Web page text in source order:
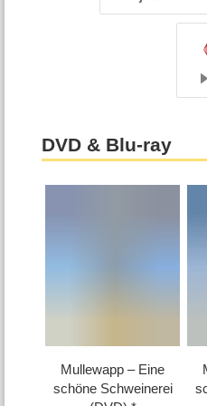
DVD & Blu-ray
Mullewapp – Eine
schöne Schweinerei